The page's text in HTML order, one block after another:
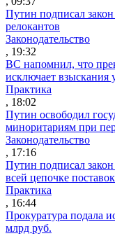
Путин подписал
релокантов
Законодательство
, 19:32
ВС напомнил, что
исключает взыскания
Практика
, 18:02
Путин освободил
миноритариям при
Законодательство
, 17:16
Путин подписал
всей цепочке поставок
Практика
, 16:44
Прокуратура подала
млрд руб.